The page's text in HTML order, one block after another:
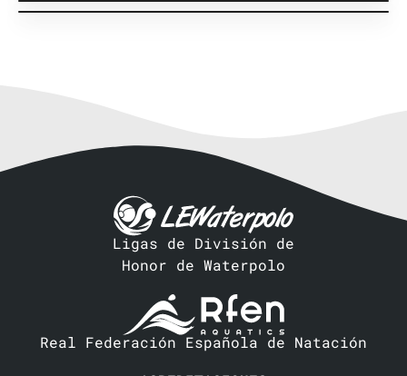
Ligas de División de
Honor de Waterpolo
Real Federación Española de Natación